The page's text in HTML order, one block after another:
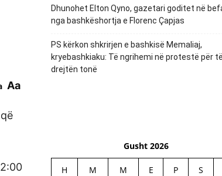
Aa
Dhunohet Elton Qyno, gazetari goditet në
nga bashkëshortja e Florenc Çapjas
PS kërkon shkrirjen e bashkisë Memaliaj,
kryebashkiaku: Të ngrihemi në protestë për të
drejtën tonë
Gusht 2026
H M M E P S